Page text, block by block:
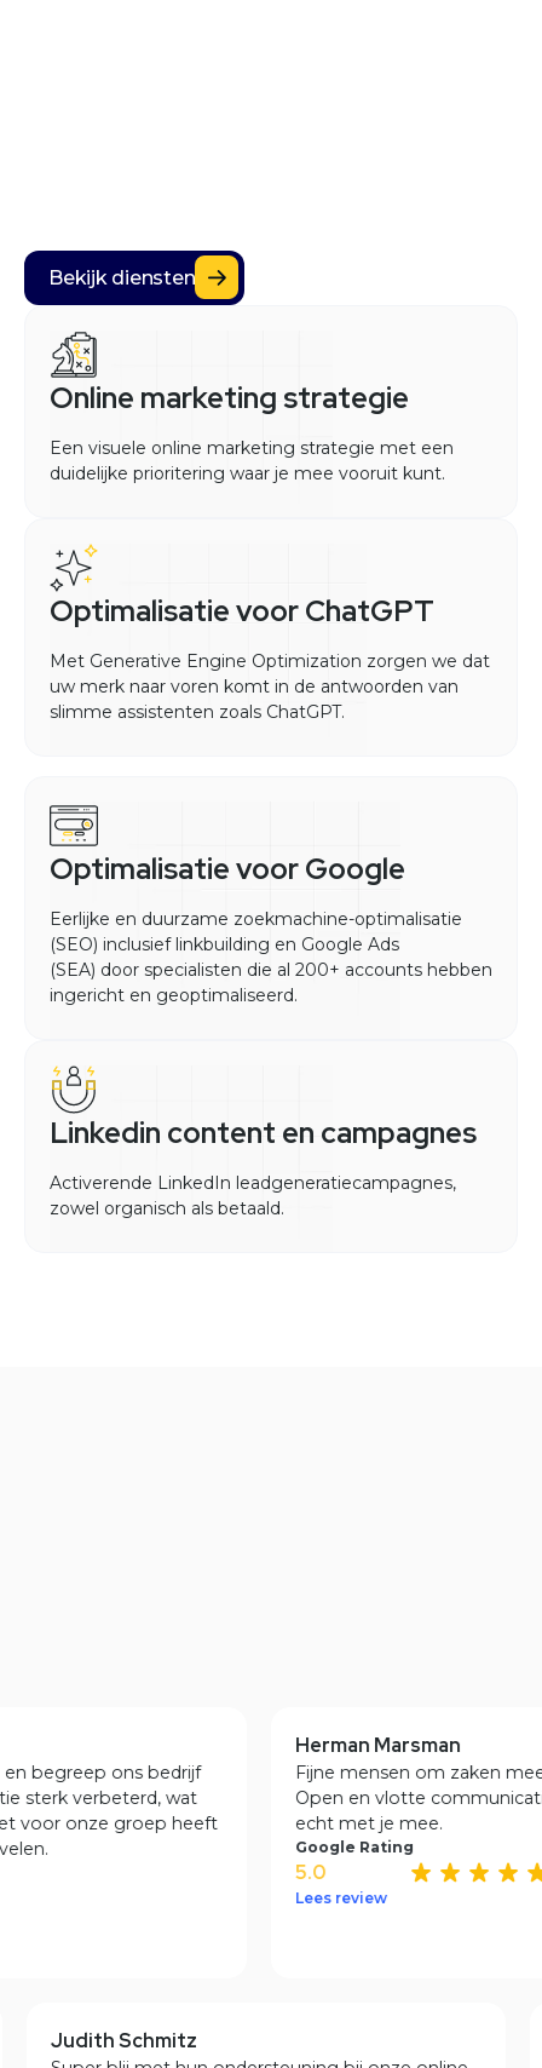
Bekijk diensten
Online marketing strategie
Een visuele online marketing strategie met een
duidelijke prioritering waar je mee vooruit kunt.
Optimalisatie voor ChatGPT
Met Generative Engine Optimization zorgen we dat
uw merk naar voren komt in de antwoorden van
slimme assistenten zoals ChatGPT.
Optimalisatie voor Google
Eerlijke en duurzame zoekmachine-optimalisatie
(SEO) inclusief linkbuilding en Google Ads
(SEA) door specialisten die al 200+ accounts hebben
ingericht en geoptimaliseerd.
Linkedin content en campagnes
Activerende LinkedIn leadgeneratiecampagnes,
zowel organisch als betaald.
begreep ons bedrijf
verbeterd, wat
onze groep heeft
Herman Marsman
Fijne mensen om zaken mee
Open en vlotte
echt met je mee.
Google Rating
5.0
Lees review
Judith Schmitz